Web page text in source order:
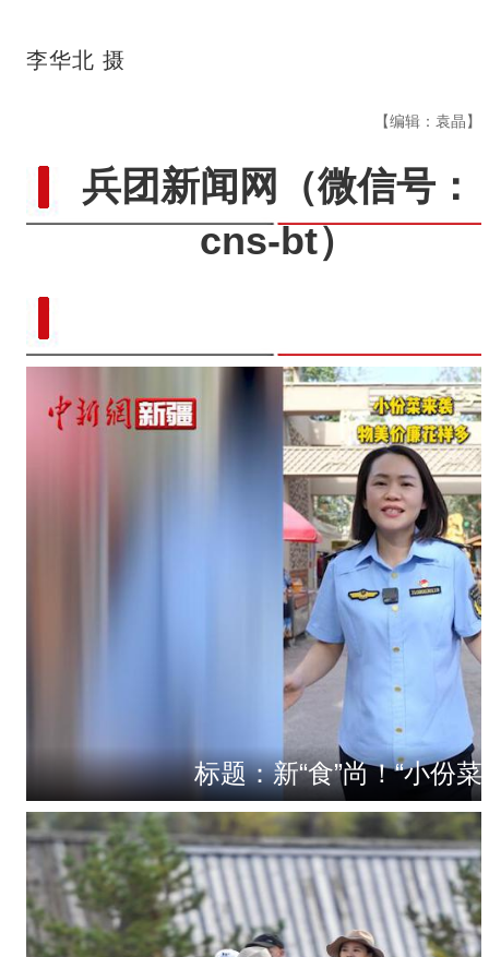
李华北 摄
【编辑：袁晶】
兵团新闻网
（微信号：
cns-bt）
标题：新“食”尚！“小份